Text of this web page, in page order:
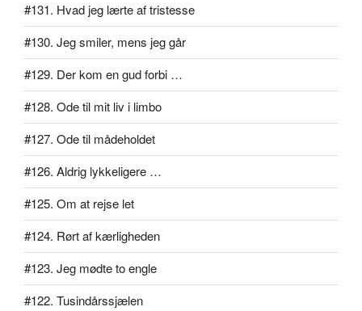
#131. Hvad jeg lærte af tristesse
#130. Jeg smiler, mens jeg går
#129. Der kom en gud forbi …
#128. Ode til mit liv i limbo
#127. Ode til mådeholdet
#126. Aldrig lykkeligere …
#125. Om at rejse let
#124. Rørt af kærligheden
#123. Jeg mødte to engle
#122. Tusindårssjælen